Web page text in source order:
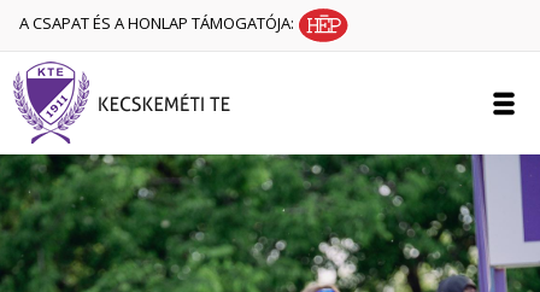
A CSAPAT ÉS A HONLAP TÁMOGATÓJA: